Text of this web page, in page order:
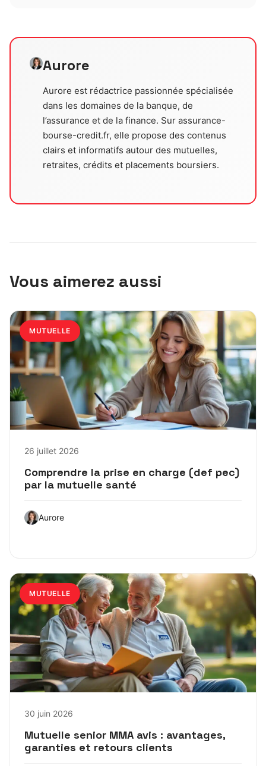
Aurore
Aurore est rédactrice passionnée spécialisée
dans les domaines de la banque, de
l’assurance et de la finance. Sur assurance-
bourse-credit.fr, elle propose des contenus
clairs et informatifs autour des mutuelles,
retraites, crédits et placements boursiers.
Vous aimerez aussi
MUTUELLE
26 juillet 2026
Comprendre la prise en charge (def pec)
par la mutuelle santé
Aurore
MUTUELLE
30 juin 2026
Mutuelle senior MMA avis : avantages,
garanties et retours clients